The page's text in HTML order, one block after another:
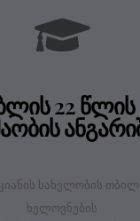
22
სახელობის
ხელოვნების